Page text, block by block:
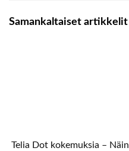
Samankaltaiset artikkelit
Telia Dot kokemuksia – Näin